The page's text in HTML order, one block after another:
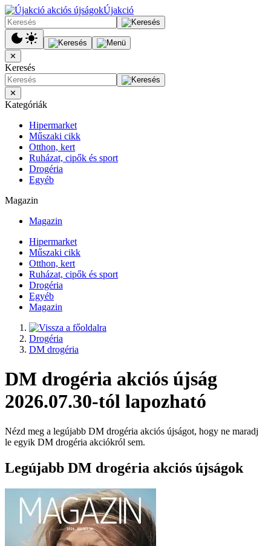
Újakció
✕
Keresés
✕
Kategóriák
Hipermarket
Műszaki cikk
Otthon, kert
Ruházat, cipők és sport
Drogéria
Egyéb
Magazin
Magazin
Hipermarket
Műszaki cikk
Otthon, kert
Ruházat, cipők és sport
Drogéria
Egyéb
Magazin
Drogéria
DM drogéria
DM drogéria akciós újság
2026.07.30-tól lapozható
Nézd meg a legújabb DM drogéria akciós újságot, hogy ne maradj
le egyik DM drogéria akciókról sem.
Legújabb DM drogéria akciós újságok